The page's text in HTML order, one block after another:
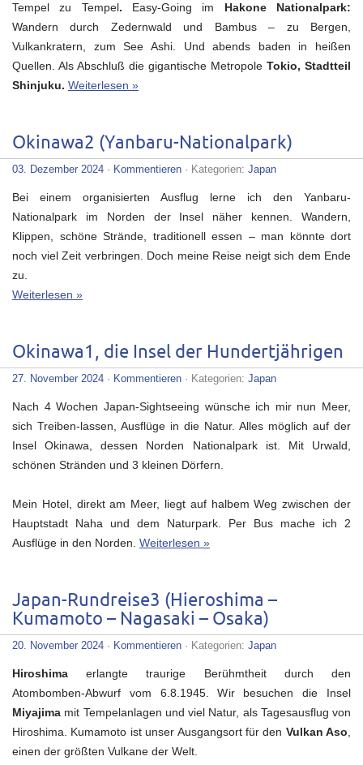
Tempel zu Tempel. Easy-Going im Hakone Nationalpark:
Wandern durch Zedernwald und Bambus – zu Bergen,
Vulkankratern, zum See Ashi. Und abends baden in heißen
Quellen. Als Abschluß die gigantische Metropole Tokio, Stadtteil
Shinjuku. Weiterlesen »
Okinawa2 (Yanbaru-Nationalpark)
03. Dezember 2024 · Kommentieren · Kategorien: Japan
Bei einem organisierten Ausflug lerne ich den Yanbaru-
Nationalpark im Norden der Insel näher kennen. Wandern,
Klippen, schöne Strände, traditionell essen – man könnte dort
noch viel Zeit verbringen. Doch meine Reise neigt sich dem Ende
zu.
Weiterlesen »
Okinawa1, die Insel der Hundertjährigen
27. November 2024 · Kommentieren · Kategorien: Japan
Nach 4 Wochen Japan-Sightseeing wünsche ich mir nun Meer,
sich Treiben-lassen, Ausflüge in die Natur. Alles möglich auf der
Insel Okinawa, dessen Norden Nationalpark ist. Mit Urwald,
schönen Stränden und 3 kleinen Dörfern.
Mein Hotel, direkt am Meer, liegt auf halbem Weg zwischen der
Hauptstadt Naha und dem Naturpark. Per Bus mache ich 2
Ausflüge in den Norden. Weiterlesen »
Japan-Rundreise3 (Hieroshima –
Kumamoto – Nagasaki – Osaka)
20. November 2024 · Kommentieren · Kategorien: Japan
Hiroshima erlangte traurige Berühmtheit durch den
Atombomben-Abwurf vom 6.8.1945. Wir besuchen die Insel
Miyajima mit Tempelanlagen und viel Natur, als Tagesausflug von
Hiroshima. Kumamoto ist unser Ausgangsort für den Vulkan Aso
einen der größten Vulkane der Welt.